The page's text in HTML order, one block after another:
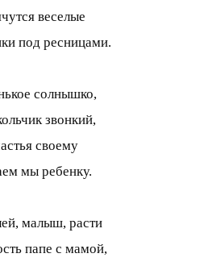
веселые
под ресницами.
солнышко,
звонкий,
своему
мы ребенку.
малыш, расти
папе с мамой,